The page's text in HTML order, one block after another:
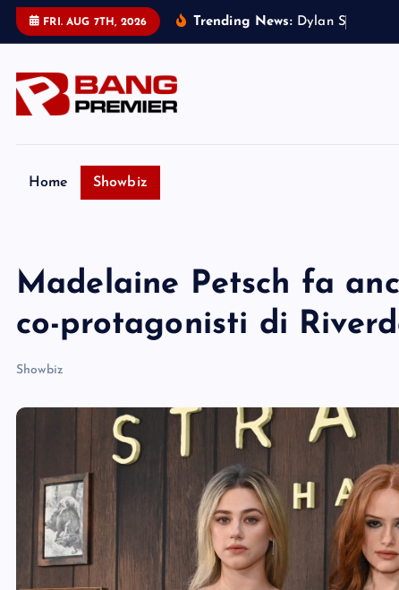
FRI. AUG 7TH, 2026 Trending News: Dy la n S
Home Showbiz
Madelaine Petsch fa
co-protagonisti di
Showbiz